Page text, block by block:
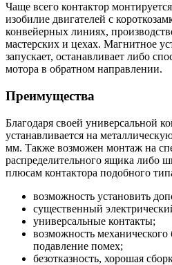
Чаще всего контактор
изобилие двигателей с
конвейерных линиях,
мастерских и цехах. Магнитное
запускает, останавливает либо
мотора в обратном направлении.
Преимущества
Благодаря своей универсальной
устанавливается на
мм. Также возможен монтаж на
распределительного ящика либо
плюсам контактора подобного
возможность установить
существенный
универсальные контакты;
возможность
подавление помех;
безотказность, хорошая